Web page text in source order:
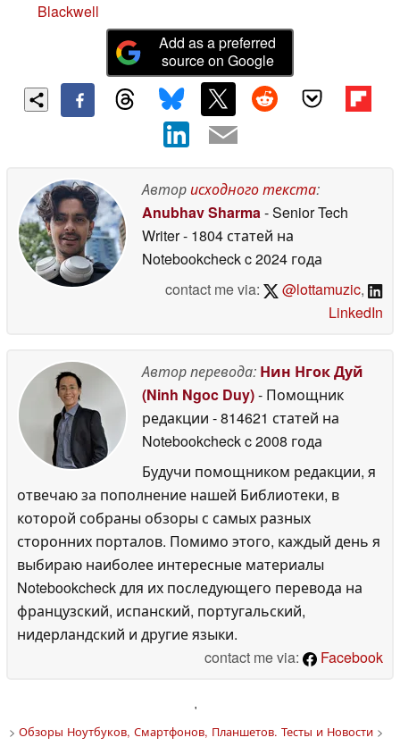
Blackwell
Add as a preferred
source on Google
Авторисходного текста:
Anubhav Sharma- Senior Tech
Writer- 1804 статей на
Notebookcheckc 2024 года
contact me via:
@lottamuzic,
LinkedIn
Автор перевода: Нин Нгок Дуй
(Ninh Ngoc Duy)- Помощник
редакции - 814621 статей на
Notebookcheckc 2008 года
Будучи помощником редакции, я
отвечаю за пополнение нашей Библиотеки, в
которой собраны обзоры с самых разных
сторонних порталов. Помимо этого, каждый день я
выбираю наиболее интересные материалы
Notebookcheck для их последующего перевода на
французский, испанский, португальский,
нидерландский и другие языки.
contact me via:
Facebook
'
> Обзоры Ноутбуков, Смартфонов, Планшетов. Тесты и Новости>